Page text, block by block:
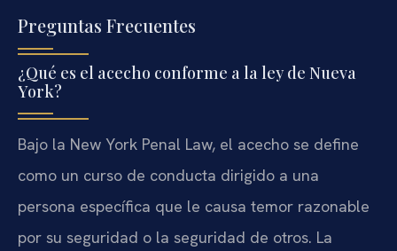
Preguntas Frecuentes
¿Qué es el acecho conforme a la ley de Nueva
York?
Bajo la New York Penal Law, el acecho se define
como un curso de conducta dirigido a una
persona específica que le causa temor razonable
por su seguridad o la seguridad de otros. La